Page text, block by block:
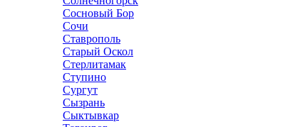
Сосновый Бор
Сочи
Ставрополь
Старый Оскол
Стерлитамак
Ступино
Сургут
Сызрань
Сыктывкар